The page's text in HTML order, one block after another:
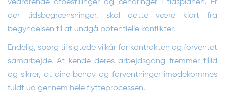
vedrørende afbestillinger og ændringer i tidsplanen. Er
der tidsbegrænsninger, skal dette være klart fra
begyndelsen til at undgå potentielle konflikter.
Endelig, spørg til sigtede vilkår for kontrakten og forventet
samarbejde. At kende deres arbejdsgang fremmer tillid
og sikrer, at dine behov og forventninger imødekommes
fuldt ud gennem hele flytteprocessen.